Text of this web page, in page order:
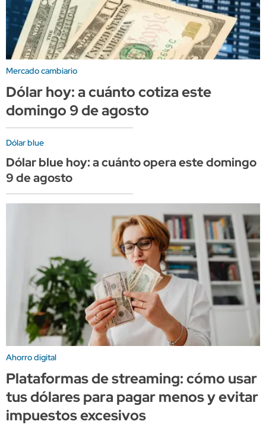
Mercado cambiario
Dólar hoy: a cuánto cotiza este
domingo 9 de agosto
Dólar blue
Dólar blue hoy: a cuánto opera este domingo
9 de agosto
Ahorro digital
Plataformas de streaming: cómo usar
tus dólares para pagar menos y evitar
impuestos excesivos